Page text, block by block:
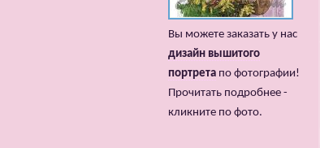
Вы можете заказать у нас
дизайн вышитого
портрета по фотографии!
Прочитать подробнее -
кликните по фото.